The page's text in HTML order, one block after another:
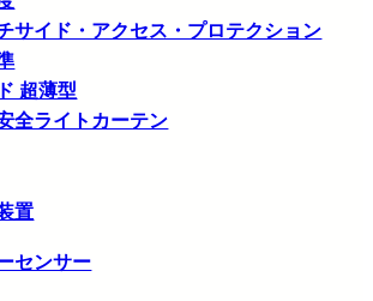
サイド・アクセス・プロテクション
超薄型
全ライトカーテン
置
センサー